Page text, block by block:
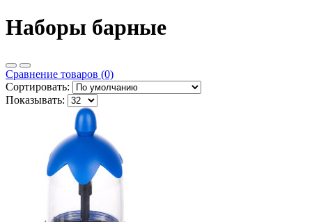
Наборы барные
Сравнение товаров (0)
Сортировать:
Показывать: